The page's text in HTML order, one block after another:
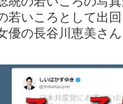
若いころとして出回
優の長谷川恵美さん